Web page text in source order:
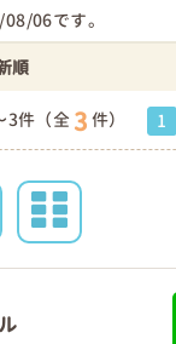
06です。
3件（全 3 件） 1